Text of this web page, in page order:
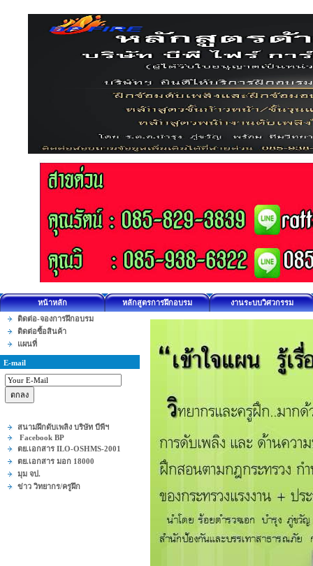
หน้าหลัก หลักสูตรการฝึกอบรม
งานระบบวิศวกรรม
ติดต่อ-จองการฝึกอบรม
ติดต่อซื้อสินค้า
แผนที่
E-mail
สนามฝึกดับเพลิง บริษัท บีพีฯ
Facebook BP
ตย.เอกสาร ILO-OSHMS-2001
ตย.เอกสาร มอก 18000
มุม จป.
ข่าว วิทยากร/ครูฝึก